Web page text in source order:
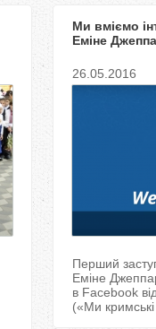
Ми вміємо
Еміне
26.05.2016
Перший
Еміне
в Facebook
(«Ми